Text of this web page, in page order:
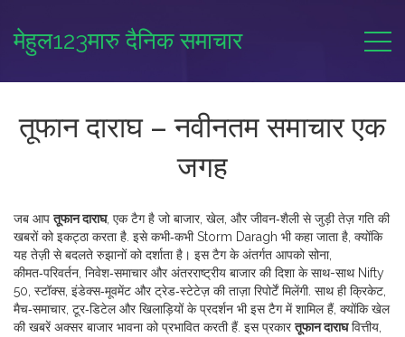
मेहुल123मारु दैनिक समाचार
तूफान दाराघ – नवीनतम समाचार एक
जगह
जब आपतूफान दाराघ, एक टैग है जो बाजार, खेल, और जीवन‑शैली से जुड़ी तेज़ गति की
खबरों को इकट्ठा करता है . इसे कभी‑कभीStorm Daragh भी कहा जाता है, क्योंकि
यह तेज़ी से बदलते रुझानों को दर्शाता है। इस टैग के अंतर्गत आपकोसोना,
कीमत‑परिवर्तन, निवेश‑समाचार और अंतरराष्ट्रीय बाजार की दिशाके साथ-साथ Nifty
50 स्टॉक्स, इंडेक्स‑मूवमेंट और ट्रेड‑स्टेटेज़ की ताज़ा रिपोर्टें मिलेंगी. साथ हीक्रिकेट
मैच‑समाचार, टूर‑डिटेल और खिलाड़ियों के प्रदर्शन भी इस टैग में शामिल हैं, क्योंकि खेल
की खबरें अक्सर बाजार भावना को प्रभावित करती हैं. इस प्रकारतूफान दाराघवित्तीय,